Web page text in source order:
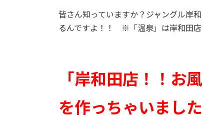
皆さん知っていますか？ジャングル岸
るんですよ！！ ※「温泉」は岸和田店
「岸和田店！！お
を作っちゃいま